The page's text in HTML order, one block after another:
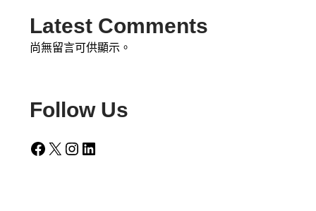
Latest Comments
尚無留言可供顯示。
Follow Us
Facebook X Instagram LinkedIn